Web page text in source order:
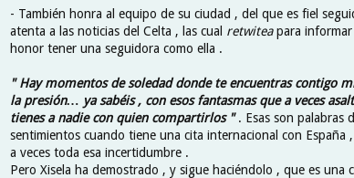
- También honra al equipo de su ciudad , del que es fiel
atenta a las noticias del Celta , las cual retwiteapara
honor tener una seguidora como ella .
" Hay momentos de soledad donde te encuentras contigo
la presión… ya sabéis , con esos fantasmas que a veces
tienes a nadie con quien compartirlos ". Esas son palabras
sentimientos cuando tiene una cita internacional con España
a veces toda esa incertidumbre .
Pero Xisela ha demostrado , y sigue haciéndolo , que es